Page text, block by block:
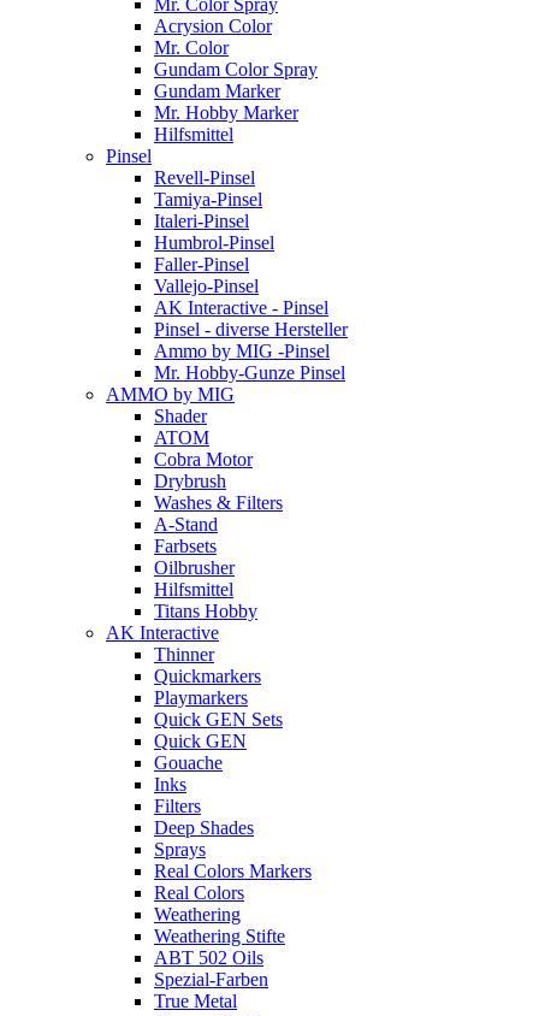
Mr. Color Spray
Acrysion Color
Mr. Color
Gundam Color Spray
Gundam Marker
Mr. Hobby Marker
Hilfsmittel
Pinsel
Revell-Pinsel
Tamiya-Pinsel
Italeri-Pinsel
Humbrol-Pinsel
Faller-Pinsel
Vallejo-Pinsel
AK Interactive - Pinsel
Pinsel - diverse Hersteller
Ammo by MIG -Pinsel
Mr. Hobby-Gunze Pinsel
AMMO by MIG
Shader
ATOM
Cobra Motor
Drybrush
Washes & Filters
A-Stand
Farbsets
Oilbrusher
Hilfsmittel
Titans Hobby
AK Interactive
Thinner
Quickmarkers
Playmarkers
Quick GEN Sets
Quick GEN
Gouache
Inks
Filters
Deep Shades
Sprays
Real Colors Markers
Real Colors
Weathering
Weathering Stifte
ABT 502 Oils
Spezial-Farben
True Metal